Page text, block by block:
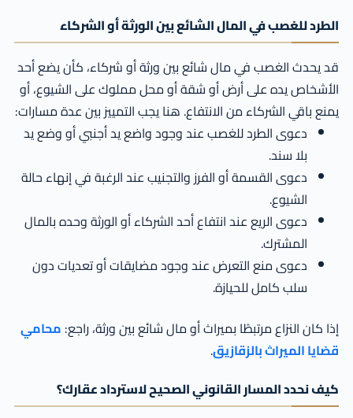
الطرد للغصب في المال الشائع بين الورثة أو الشركاء
قد يحدث الغصب في مال شائع بين ورثة أو شركاء، كأن يضع أحد
الأشخاص يده على أرض أو شقة أو محل مملوك على الشيوع، أو
يمنع باقي الشركاء من الانتفاع. هنا يجب التمييز بين عدة مسارات:
دعوى الطرد للغصب عند وجود واضع يد أجنبي أو وضع يد
بلا سند.
دعوى القسمة أو الفرز والتجنيب عند الرغبة في إنهاء حالة
الشيوع.
دعوى الريع عند انتفاع أحد الشركاء أو الورثة وحده بالمال
المشترك.
دعوى منع التعرض عند وجود مضايقات أو تعديات دون
سلب كامل للحيازة.
إذا كان النزاع مرتبطًا بميراث أو مال شائع بين ورثة، راجع: محامي
قضايا الميراث بالزقازيق.
كيف نحدد المسار القانوني الصحيح لاسترداد عقارك؟